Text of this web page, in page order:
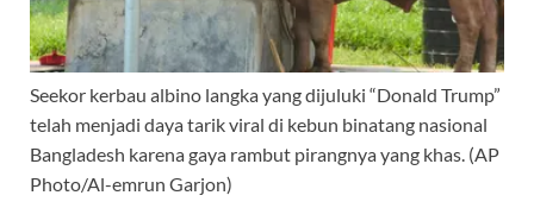
Seekor kerbau albino langka yang dijuluki “Donald Trump”
telah menjadi daya tarik viral di kebun binatang nasional
Bangladesh karena gaya rambut pirangnya yang khas. (AP
Photo/Al-emrun Garjon)